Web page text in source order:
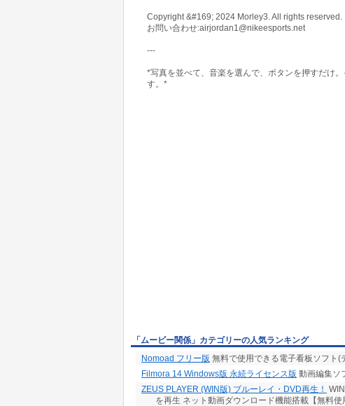
Copyright &#169; 2024 Morley3. All rights reserved.
お問い合わせ:airjordan1@nikeesports.net
---
*写真を並べて、音楽を選んで、ボタンを押すだけ
す。*
「ムービー関係」カテゴリーの人気ランキング
Nomoad フリー版 無料で使用できる電子看板ソフト(
Filmora 14 Windows版 永続ライセンス版 動画編集ソ
ZEUS PLAYER (WIN版) ブルーレイ・DVD再生！
を再生 ネット動画ダウンロード機能搭載【無料使